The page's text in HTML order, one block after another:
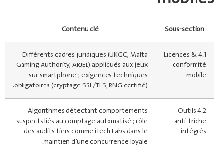
Sous‑section
Contenu clé
4.1 Licences &
conformité
mobile
Différents cadres juridiques (UKGC, Malta
Gaming Authority, ARJEL) appliqués aux jeux
sur smartphone ; exigences techniques
obligatoires (cryptage SSL/TLS, RNG certifié).
4.2 Outils
anti‑triche
intégrés
Algorithmes détectant comportements
suspects liés au comptage automatisé ; rôle
des audits tiers comme iTech Labs dans le
maintien d’une concurrence loyale.